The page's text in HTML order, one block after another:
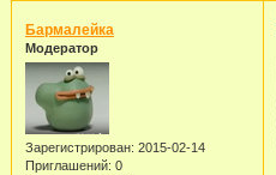
Бармалейка
Модератор
Зарегистрирован: 2015-02-14
Приглашений: 0